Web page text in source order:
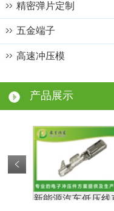
新能源电池冲压件
芯片封测鱼骨夹具
电子烟烟弹壳体
精密弹片定制
五金端子
高速冲压模
模内注塑用冲压件
模内自动攻牙件
不锈钢冲压件
精密冲孔件
产品展示
新能源汽车低压线